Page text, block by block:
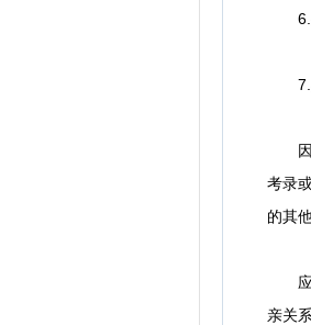
6.身
7.具
因犯
考录
的其
应聘
亲关